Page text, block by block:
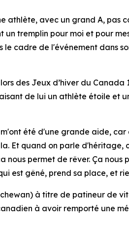
athlète, avec un grand A, pas
tremplin pour moi et pour
cadre de l'événement dans
des Jeux d’hiver du Canada
de lui un athlète étoile et
été d'une grande aide,
Et quand on parle d'héritage,
permet de rêver. Ça nous
est gêné, prend sa place, et
à titre de patineur de
à avoir remporté une